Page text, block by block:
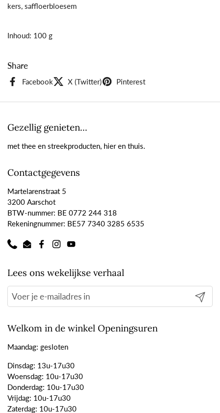
kers, saffloerbloesem
Inhoud: 100 g
Share
Facebook X (Twitter) Pinterest
Gezellig genieten...
met thee en streekproducten, hier en thuis.
Contactgegevens
Martelarenstraat 5
3200 Aarschot
BTW-nummer: BE 0772 244 318
Rekeningnummer: BE57 7340 3285 6535
PhoneEmailFacebook
InstagramYouTube
Lees ons wekelijkse verhaal
Welkom in de winkel Openingsuren
Maandag: gesloten
Dinsdag: 13u-17u30
Woensdag: 10u-17u30
Donderdag: 10u-17u30
Vrijdag: 10u-17u30
Zaterdag: 10u-17u30